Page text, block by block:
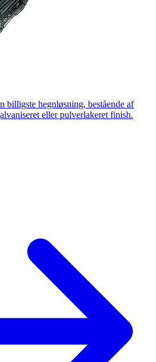
billigste hegnløsning, bestående af
eller pulverlakeret finish.